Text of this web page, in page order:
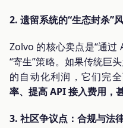
2. 遗留系统的“生态封杀”
Zolvo 的核心卖点是“通过
“寄生”策略。如果传统巨
的自动化利润，它们完
率、提高 API 接入费用，
3. 社区争议点：合规与法